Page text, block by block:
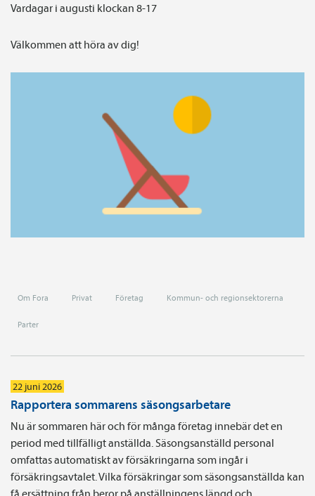
Vardagar i augusti klockan 8-17
Välkommen att höra av dig!
Om Fora Privat Företag Kommun- och regionsektorerna
Parter
22 juni 2026
Rapportera sommarens säsongsarbetare
Nu är sommaren här och för många företag innebär det en
period med tillfälligt anställda. Säsongsanställd personal
omfattas automatiskt av försäkringarna som ingår i
försäkringsavtalet. Vilka försäkringar som säsongsanställda kan